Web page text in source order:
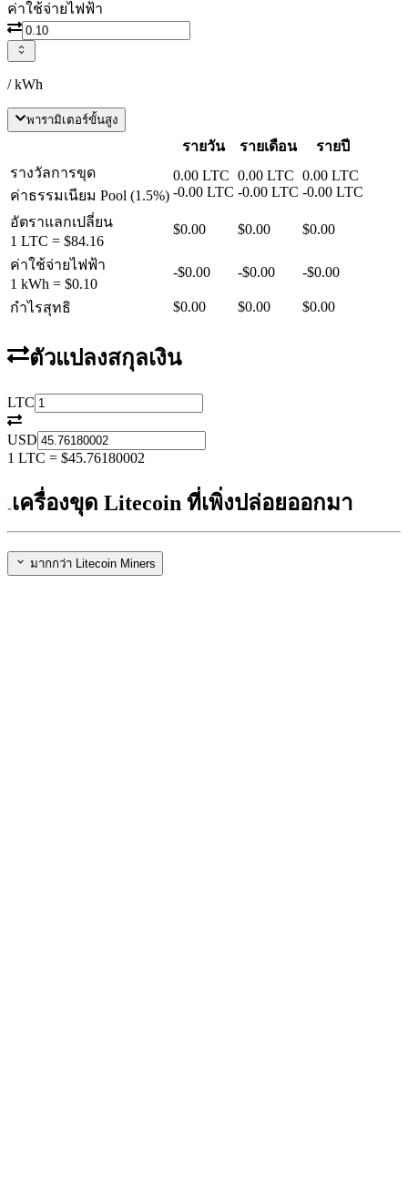
ค่าใช้จ่ายไฟฟ้า
/ kWh
พารามิเตอร์ขั้นสูง
รายวัน รายเดือน
รายปี
รางวัลการขุด
ค่าธรรมเนียม Pool (1.5%)
0.00 LTC
-0.00 LTC
0.00 LTC
-0.00 LTC
0.00 LTC
-0.00 LTC
อัตราแลกเปลี่ยน
1 LTC = $84.16
$0.00 $0.00 $0.00
ค่าใช้จ่ายไฟฟ้า
1 kWh = $0.10
-$0.00 -$0.00 -$0.00
กำไรสุทธิ $0.00 $0.00 $0.00
ตัวแปลงสกุลเงิน
LTC
USD
1 LTC = $45.76180002
เครื่องขุด Litecoin ที่เพิ่งปล่อยออกมา
มากกว่า Litecoin Miners